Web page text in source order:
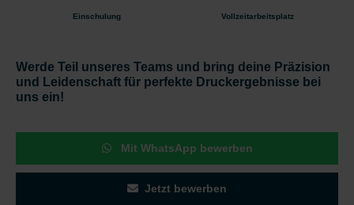
Einschulung Vollzeitarbeitsplatz
Werde Teil unseres Teams und bring deine Präzision
und Leidenschaft für perfekte Druckergebnisse bei
uns ein!
Mit WhatsApp bewerben
Jetzt bewerben